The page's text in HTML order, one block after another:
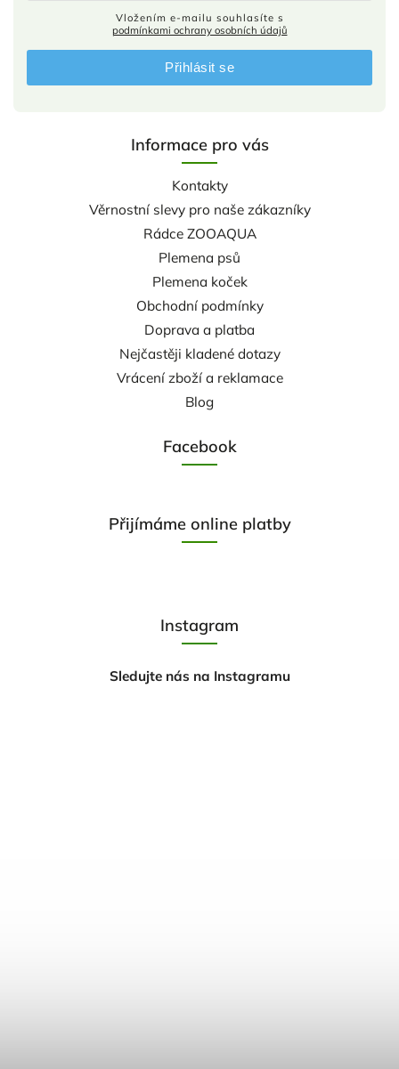
Informace pro vás
Kontakty
Věrnostní slevy pro naše zákazníky
Rádce ZOOAQUA
Plemena psů
Plemena koček
Obchodní podmínky
Doprava a platba
Nejčastěji kladené dotazy
Vrácení zboží a reklamace
Blog
Facebook
podmínkami ochrany osobních údajů
Přihlásit se
Přijímáme online platby
Instagram
Sledujte nás na Instagramu